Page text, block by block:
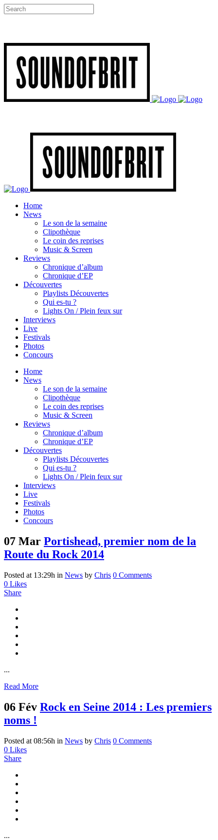
Home
News
Le son de la semaine
Clipothèque
Le coin des reprises
Music & Screen
Reviews
Chronique d’album
Chronique d’EP
Découvertes
Playlists Découvertes
Qui es-tu ?
Lights On / Plein feux sur
Interviews
Live
Festivals
Photos
Concours
Home
News
Le son de la semaine
Clipothèque
Le coin des reprises
Music & Screen
Reviews
Chronique d’album
Chronique d’EP
Découvertes
Playlists Découvertes
Qui es-tu ?
Lights On / Plein feux sur
Interviews
Live
Festivals
Photos
Concours
07 Mar Portishead, premier nom de la
Route du Rock 2014
Posted at 13:29h in News by Chris 0 Comments
0 Likes
Share
...
Read More
06 Fév Rock en Seine 2014 : Les premiers
noms !
Posted at 08:56h in News by Chris 0 Comments
0 Likes
Share
...